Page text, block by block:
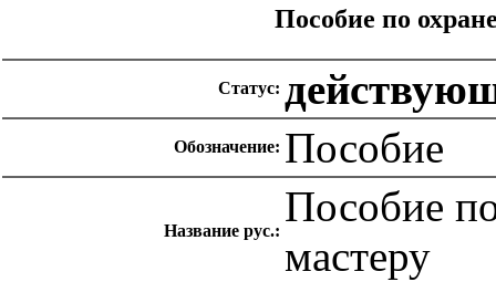
Пособие по
Статус:
Обозначение: Пособие
Название рус.:
Пособие
мастеру